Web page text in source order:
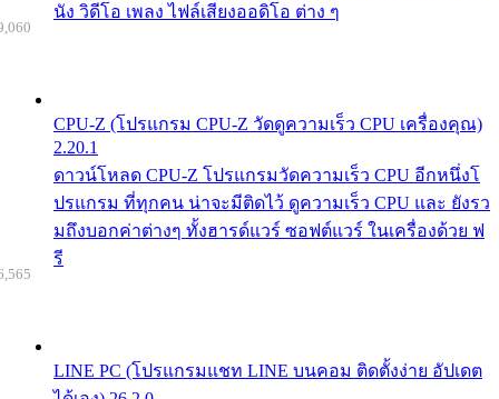
นัง วิดีโอ เพลง ไฟล์เสียงออดิโอ ต่าง ๆ
CPU-Z (โปรแกรม CPU-Z วัดดูความเร็ว CPU เครื่องคุณ)
2.20.1
ดาวน์โหลด CPU-Z โปรแกรมวัดความเร็ว CPU อีกหนึ่งโ
ปรแกรม ที่ทุกคน น่าจะมีติดไว้ ดูความเร็ว CPU และ ยังรว
มถึงบอกค่าต่างๆ ทั้งฮารด์แวร์ ซอฟต์แวร์ ในเครื่องด้วย ฟ
รี
LINE PC (โปรแกรมแชท LINE บนคอม ติดตั้งง่าย อัปเดต